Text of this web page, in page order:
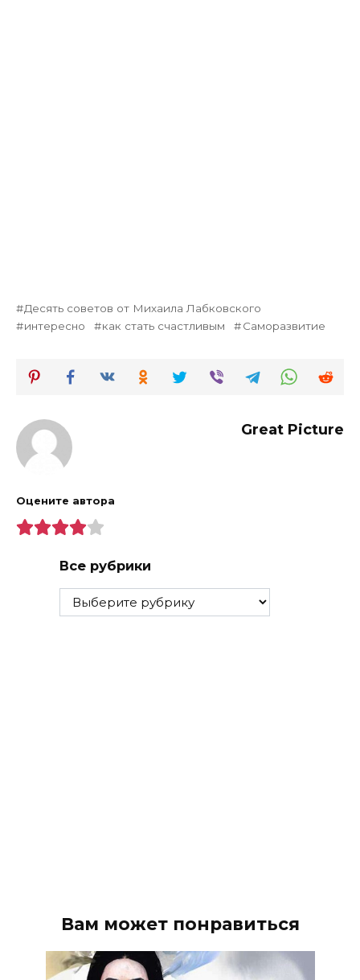
Десять советов от Михаила Лабковского
интересно
как стать счастливым Саморазвитие
Great Picture
Оцените автора
Все рубрики
Все
рубрики
Вам может понравиться